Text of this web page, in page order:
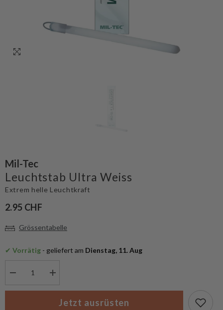
Mil-Tec
Leuchtstab Ultra Weiss
Extrem helle Leuchtkraft
2.95 CHF
Grössentabelle
✔ Vorrätig - geliefert am Dienstag, 11. Aug
für
Menge
für
Mil-
TecJetzt ausrüsten